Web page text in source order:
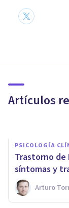
Artículos
PSICOLOGÍA
Trastorno de
síntomas y
Arturo
PSICOLOGÍA